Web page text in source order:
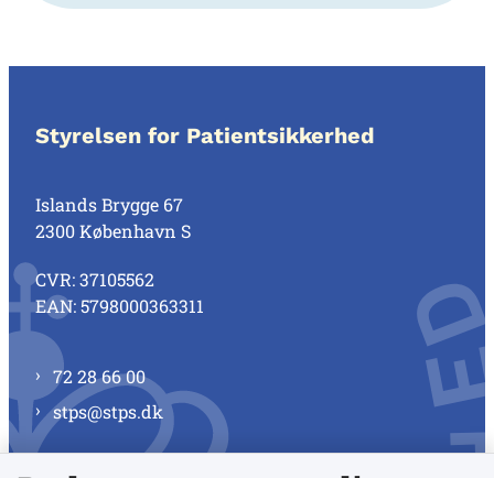
Styrelsen for Patientsikkerhed
Islands Brygge 67
2300 København S
CVR: 37105562
EAN: 5798000363311
72 28 66 00
stps@stps.dk